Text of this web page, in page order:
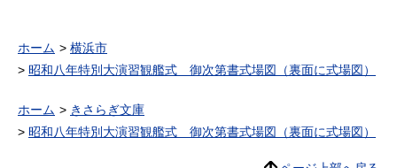
ホーム
横浜市
昭和八年特別大演習観艦式 御次第書式場図（裏面に式場図）
ホーム
きさらぎ文庫
昭和八年特別大演習観艦式 御次第書式場図（裏面に式場図）